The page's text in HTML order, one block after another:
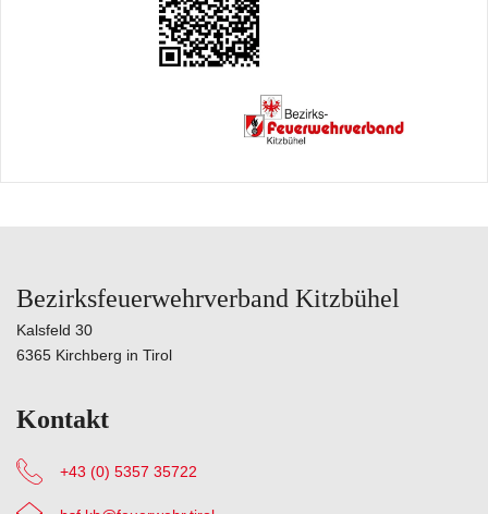
Bezirksfeuerwehrverband Kitzbühel
Kalsfeld 30
6365 Kirchberg in Tirol
Kontakt
+43 (0) 5357 35722